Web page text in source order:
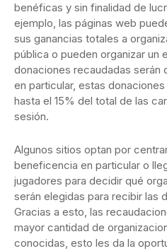
benéficas y sin finalidad de
ejemplo, las páginas web
sus ganancias totales a
pública o pueden organizar un
donaciones recaudadas serán
en particular, estas
hasta el 15% del total de las
sesión.
Algunos sitios optan por
beneficencia en particular o
jugadores para decidir qué
serán elegidas para recibir las
Gracias a esto, las
mayor cantidad de
conocidas, esto les da la